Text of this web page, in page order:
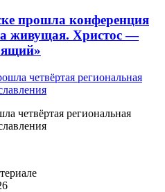
прошла конференция
живущая. Христос —
четвёртая региональная